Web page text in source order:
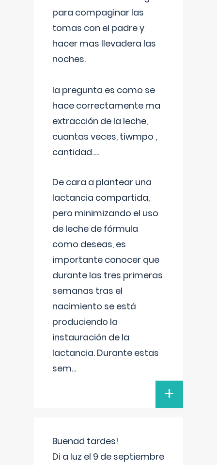
para compaginar las
tomas con el padre y
hacer mas llevadera las
noches.
la pregunta es como se
hace correctamente ma
extracción de la leche,
cuantas veces, tiwmpo ,
cantidad.....
De cara a plantear una
lactancia compartida,
pero minimizando el uso
de leche de fórmula
como deseas, es
importante conocer que
durante las tres primeras
semanas tras el
nacimiento se está
produciendo la
instauración de la
lactancia. Durante estas
sem...
+
Buenad tardes!
Di a luz el 9 de septiembre